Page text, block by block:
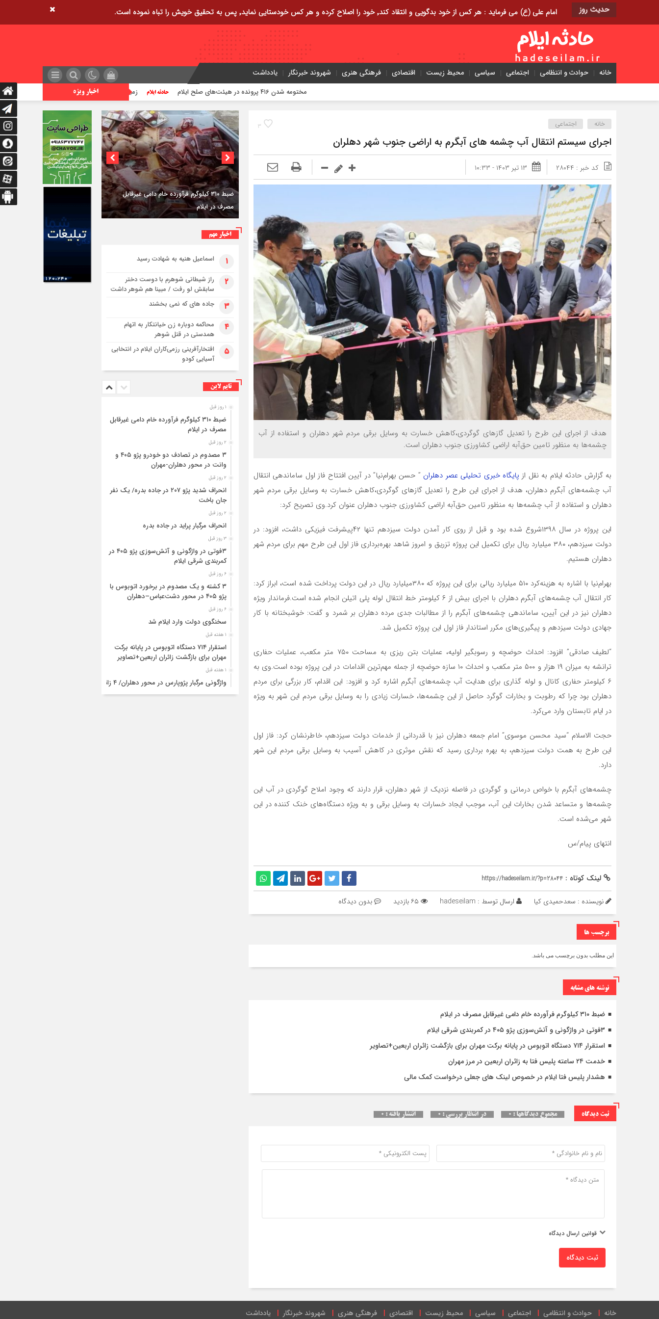
حدیث روز امام علی (ع) می فرماید : هر کس از خود بدگویی و انتقاد کند٬ خود را اصلاح کرده و هر کس خودستایی نماید٬ پس به تحقیق خویش را تباه نموده است.
خانه حوادث و انتظامی اجتماعی سیاسی محیط زیست اقتصادی فرهنگی هنری شهروند خبرنگار یادداشت
اخبار ویژه مختومه شدن ۴۱۶ پرونده در هیئت‌های صلح ایلام زمین‌لرزه ۴/۲ ریشتری دره شهر را لرزاند تراژدی
۳ خانه اجتماعی
اجرای سیستم انتقال آب چشمه های آبگرم به اراضی جنوب شهر دهلران
کد خبر : ۲۸۰۴۴ ۱۳ تیر ۱۴۰۳ - ۱۰:۳۳
هدف از اجرای این طرح را تعدیل گازهای گوگردی،کاهش خسارت به وسایل برقی مردم شهر دهلران و استفاده از آب
چشمه‌ها به منظور تامین حق‌آبه اراضی کشاورزی جنوب دهلران است.
به گزارش حادثه ایلام به نقل از پایگاه خبری تحلیلی عصر دهلران ” حسن بهرام‌نیا” در آیین افتتاح فاز اول ساماندهی انتقال
آب چشمه‌های آبگرم دهلران، هدف از اجرای این طرح را تعدیل گازهای گوگردی،کاهش خسارت به وسایل برقی مردم شهر
دهلران و استفاده از آب چشمه‌ها به منظور تامین حق‌آبه اراضی کشاورزی جنوب دهلران عنوان کرد.وی تصریح کرد:
این پروژه در سال ۱۳۹۸شروع شده بود و قبل از روی کار آمدن دولت سیزدهم تنها ۴۲پیشرفت فیزیکی داشت، افزود: در
دولت سیزدهم، ۳۸۰ میلیارد ریال برای تکمیل این پروژه تزریق و امروز شاهد بهره‌برداری فاز اول این طرح مهم برای مردم شهر
دهلران هستیم.
بهرام‌نیا با اشاره به هزینه‌کرد ۵۱۰ میلیارد ریالی برای این پروژه که ۳۸۰میلیارد ریال در این دولت پرداخت شده است، ابراز کرد:
کار انتقال آب چشمه‌های آبگرم دهلران با اجرای بیش از ۶ کیلومتر خط انتقال لوله پلی اتیلن انجام شده است.فرماندار ویژه
دهلران نیز در این آیین، ساماندهی چشمه‌های آبگرم را از مطالبات جدی مرده دهلران بر شمرد و گفت: خوشبختانه با کار
جهادی دولت سیزدهم و پیگیری‌های مکرر استاندار فاز اول این پروژه تکمیل شد.
“لطیف صادقی” افزود: احداث حوضچه و رسوبگیر اولیه، عملیات بتن ریزی به مساحت ۷۵۰ متر مکعب، عملیات حفاری
ترانشه به میزان ۱۹ هزار و ۵۰۰ متر مکعب و احداث ۱۰ سازه حوضچه از جمله مهم‌ترین اقدامات در این پروژه بوده است.وی به
۶ کیلومتر حفاری کانال و لوله گذاری برای هدایت آب چشمه‌های آبگرم اشاره کرد و افزود: این اقدام، کار بزرگی برای مردم
دهلران بود چرا که رطوبت و بخارات گوگرد حاصل از این چشمه‌ها، خسارات زیادی را به وسایل برقی مردم این شهر به ویژه
در ایام تابستان وارد می‌کرد.
حجت الاسلام “سید محسن موسوی” امام جمعه دهلران نیز با قدردانی از خدمات دولت سیزدهم، خاطرنشان کرد: فاز اول
این طرح به همت دولت سیزدهم، به بهره برداری رسید که نقش موثری در کاهش آسیب به وسایل برقی مردم این شهر
دارد.
چشمه‌های آبگرم با خواص درمانی و گوگردی در فاصله نزدیک از شهر دهلران، قرار دارند که وجود املاح گوگردی در آب این
چشمه‌ها و متساعد شدن بخارات این آب، موجب ایجاد خسارات به وسایل برقی و به ویژه دستگاه‌های خنک کننده در این
شهر می‌شده است.
انتهای پیام/س
لینک کوتاه : https://hadeseilam.ir/?p=28044
نویسنده : سعدحمیدی کیا ارسال توسط : hadeseilam بدون دیدگاه
برچسب ها
این مطلب بدون برچسب می باشد.
نوشته های مشابه
ضبط ۳۱۰ کیلوگرم فرآورده خام دامی غیرقابل مصرف در ایلام
۳فوتی در واژگونی و آتش‌سوزی پژو ۴۰۵ در کمربندی شرقی ایلام
استقرار ۷۱۴ دستگاه اتوبوس در پایانه برکت مهران برای بازگشت زائران اربعین+تصاویر
خدمت ۲۴ ساعته پلیس فتا به زائران اربعین در مرز مهران
هشدار پلیس فتا ایلام در خصوص لینک های جعلی درخواست کمک مالی
ثبت دیدگاه مجموع دیدگاهها : ۰ در انتظار بررسی : ۰ انتشار یافته : ۰
قوانین ارسال دیدگاه
ثبت دیدگاه
ضبط ۳۱۰ کیلوگرم فرآورده خام دامی غیرقابل
مصرف در ایلام
۳فوتی در واژگونی و آتش‌سوزی پژو ۴۰۵ در
کمربندی شرقی ایلام
اخبار مهم
۱ اسماعیل هنیه به شهادت رسید
۲
راز شیطانی شوهرم با دوست دختر
سابقش لو رفت / مبینا هم شوهر داشت
۳ جاده های که نمی بخشند
۴
محاکمه دوباره زن خیانتکار به اتهام
همدستی در قتل شوهر
۵
افتخارآفرینی رزمی‌کاران ایلام در انتخابی
آسیایی کودو
تایم لاین
۱ روز قبل
ضبط ۳۱۰ کیلوگرم فرآورده خام دامی غیرقابل
مصرف در ایلام
۲ روز قبل
۳ مصدوم در تصادف دو خودرو پژو ۴۰۵ و
وانت در محور دهلران-مهران
۲ روز قبل
انحراف شدید پژو ۲۰۷ در جاده بدره/ یک نفر
جان باخت
۲ روز قبل
انحراف مرگبار پراید در جاده بدره
۳ روز قبل
۳فوتی در واژگونی و آتش‌سوزی پژو ۴۰۵ در
کمربندی شرقی ایلام
۶ روز قبل
۳ کشته و یک مصدوم در برخورد اتوبوس با
پژو ۴۰۵ در محور دشت‌عباس–دهلران
۶ روز قبل
سخنگوی دولت وارد ایلام شد
۱ هفته قبل
استقرار ۷۱۴ دستگاه اتوبوس در پایانه برکت
مهران برای بازگشت زائران اربعین+تصاویر
۱ هفته قبل
واژگونی مرگبار پژوپارس در محور دهلران/ ۴ زائر
اربعین جان باختند
خانه حوادث و انتظامی اجتماعی سیاسی محیط زیست اقتصادی فرهنگی هنری شهروند خبرنگار یادداشت